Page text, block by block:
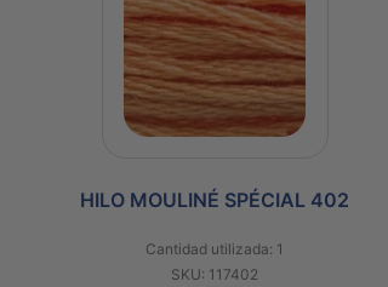
HILO MOULINÉ SPÉCIAL 402
Cantidad utilizada: 1
SKU: 117402